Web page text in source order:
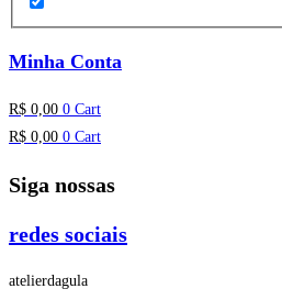
Minha Conta
R$ 0,00 0 Cart
R$ 0,00 0 Cart
Siga nossas
redes sociais
atelierdagula